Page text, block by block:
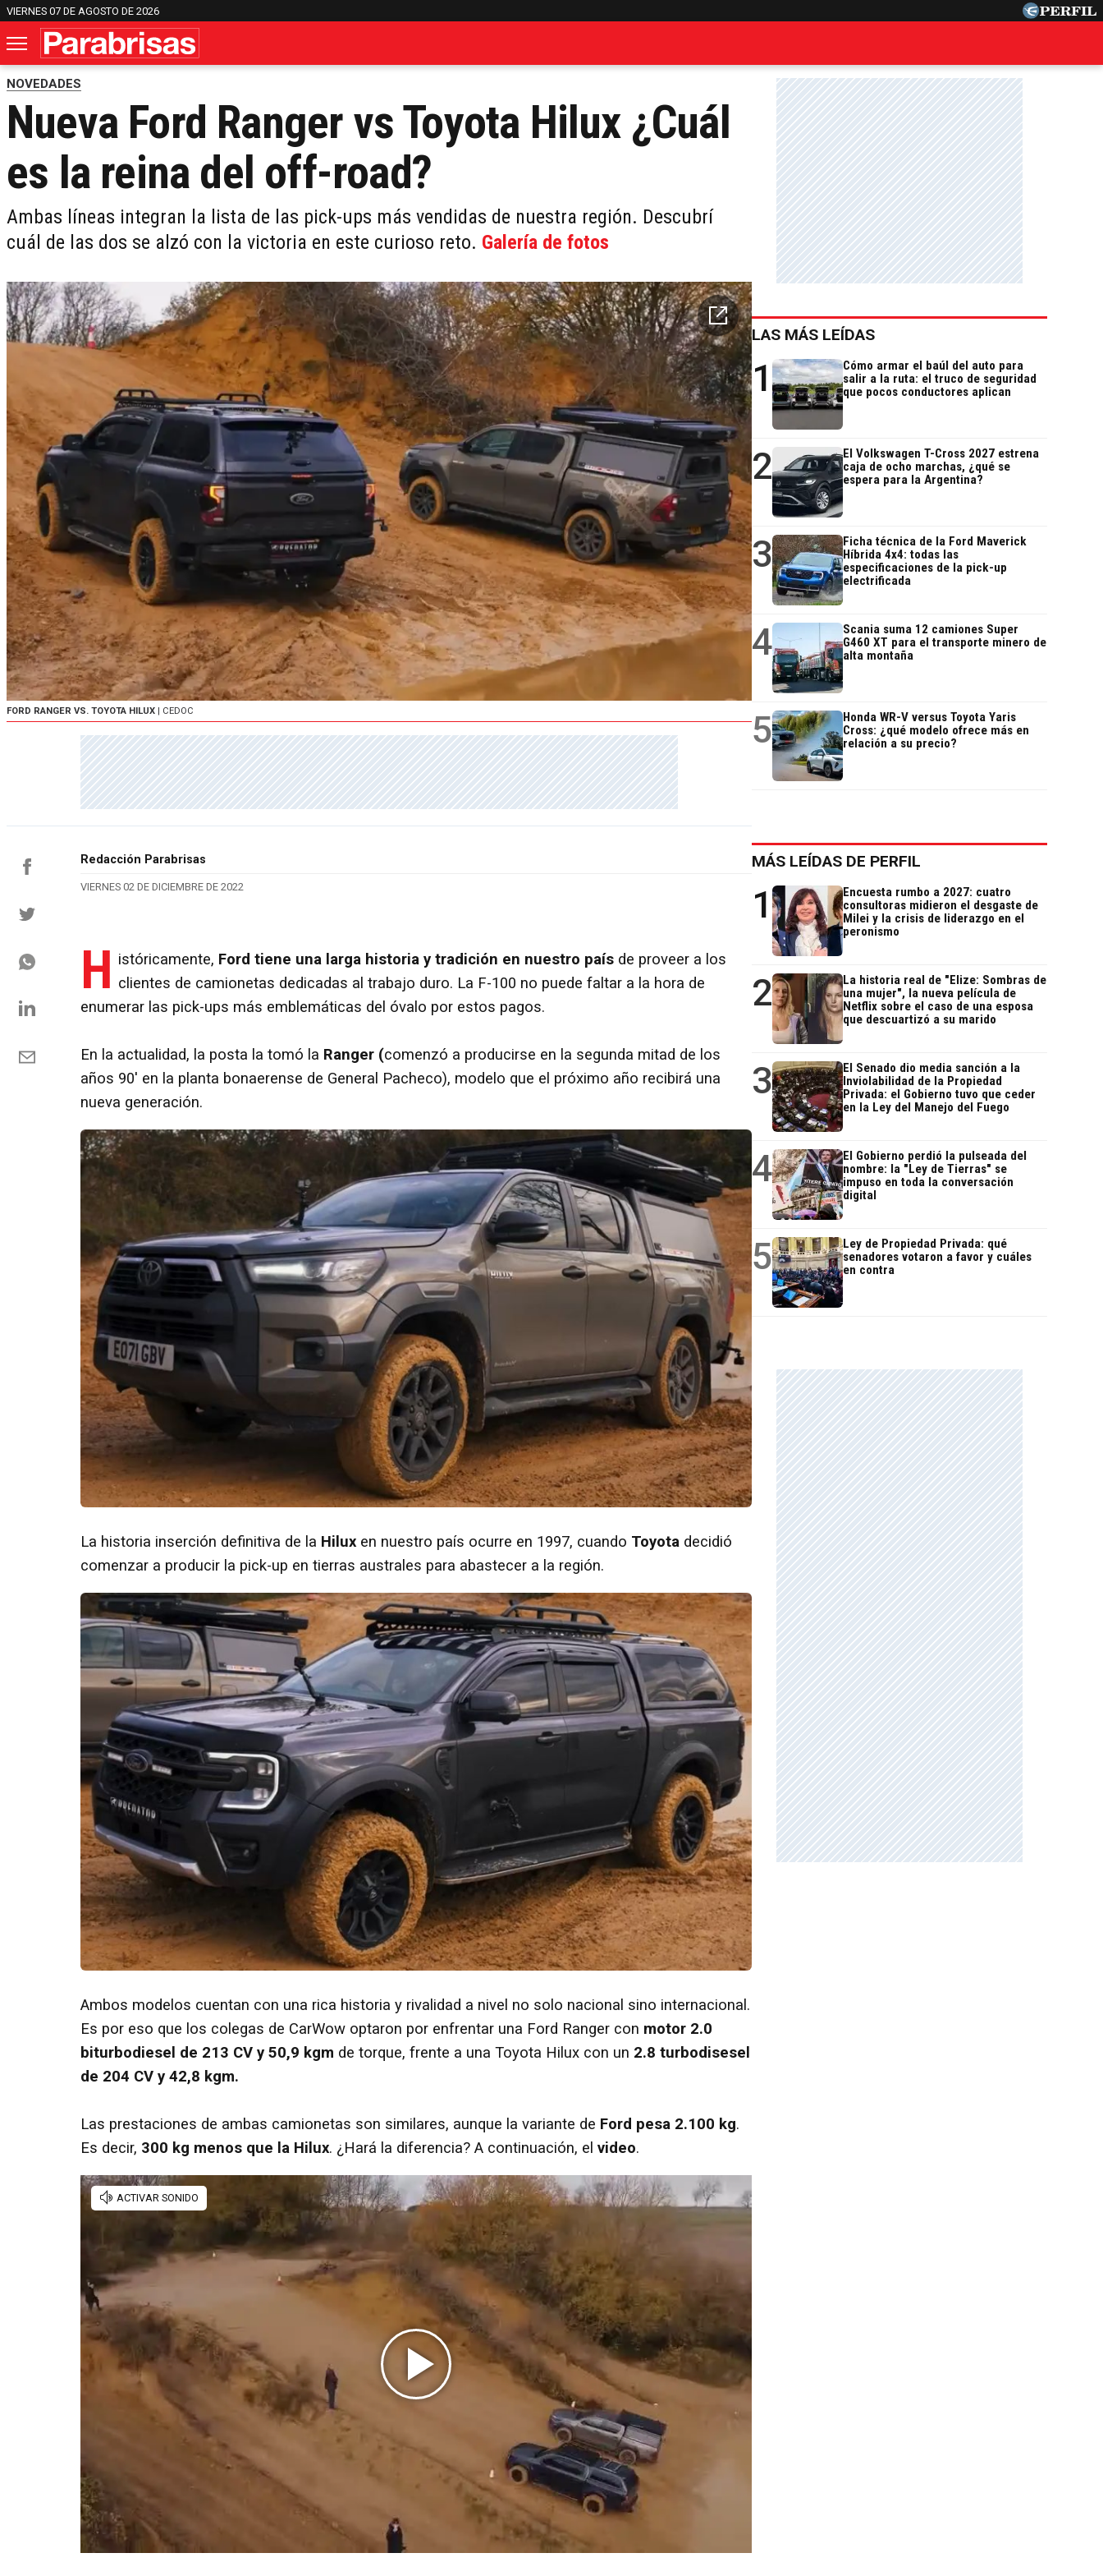
VIERNES 07 DE AGOSTO DE 2026
NOVEDADES
Nueva Ford Ranger vs Toyota Hilux ¿Cuál
es la reina del off-road?
Ambas líneas integran la lista de las pick-ups más vendidas de nuestra región. Descubrí
cuál de las dos se alzó con la victoria en este curioso reto. Galería de fotos
FORD RANGER VS. TOYOTA HILUX | CEDOC
Redacción Parabrisas
VIERNES 02 DE DICIEMBRE DE 2022
H istóricamente, Ford tiene una larga historia y tradición en nuestro país de proveer a los
clientes de camionetas dedicadas al trabajo duro. La F-100 no puede faltar a la hora de
enumerar las pick-ups más emblemáticas del óvalo por estos pagos.
En la actualidad, la posta la tomó la Ranger (comenzó a producirse en la segunda mitad de los
años 90' en la planta bonaerense de General Pacheco), modelo que el próximo año recibirá una
nueva generación.
La historia inserción definitiva de la Hilux en nuestro país ocurre en 1997, cuando Toyota decidió
comenzar a producir la pick-up en tierras australes para abastecer a la región.
Ambos modelos cuentan con una rica historia y rivalidad a nivel no solo nacional sino internacional.
Es por eso que los colegas de CarWow optaron por enfrentar una Ford Ranger con motor 2.0
biturbodiesel de 213 CV y 50,9 kgm de torque, frente a una Toyota Hilux con un 2.8 turbodisesel
de 204 CV y 42,8 kgm.
Las prestaciones de ambas camionetas son similares, aunque la variante de Ford pesa 2.100 kg.
Es decir, 300 kg menos que la Hilux. ¿Hará la diferencia? A continuación, el video.
LAS MÁS LEÍDAS
1
Cómo armar el baúl del auto para
salir a la ruta: el truco de seguridad
que pocos conductores aplican
2
El Volkswagen T-Cross 2027 estrena
caja de ocho marchas, ¿qué se
espera para la Argentina?
3
Ficha técnica de la Ford Maverick
Híbrida 4x4: todas las
especificaciones de la pick-up
electrificada
4
Scania suma 12 camiones Super
G460 XT para el transporte minero de
alta montaña
5
Honda WR-V versus Toyota Yaris
Cross: ¿qué modelo ofrece más en
relación a su precio?
MÁS LEÍDAS DE PERFIL
1
Encuesta rumbo a 2027: cuatro
consultoras midieron el desgaste de
Milei y la crisis de liderazgo en el
peronismo
2
La historia real de "Elize: Sombras de
una mujer", la nueva película de
Netflix sobre el caso de una esposa
que descuartizó a su marido
3
El Senado dio media sanción a la
Inviolabilidad de la Propiedad
Privada: el Gobierno tuvo que ceder
en la Ley del Manejo del Fuego
4
El Gobierno perdió la pulseada del
nombre: la "Ley de Tierras" se
impuso en toda la conversación
digital
5
Ley de Propiedad Privada: qué
senadores votaron a favor y cuáles
en contra